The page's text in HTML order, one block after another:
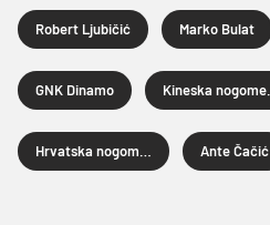
Robert Ljubičić Marko Bulat
GNK Dinamo
Ante Čačić